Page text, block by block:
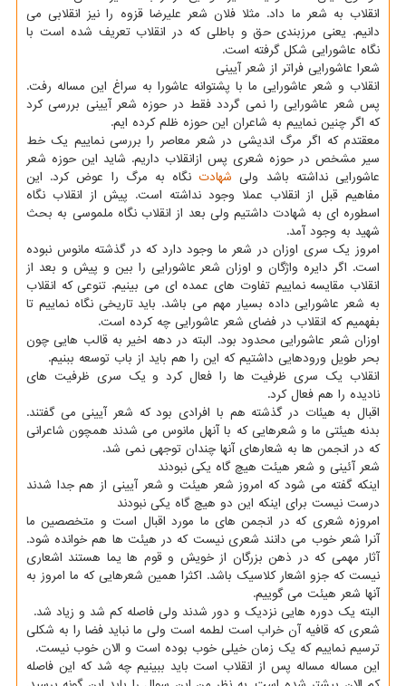
انقلاب به شعر ما داد. مثلا فلان شعر علیرضا قزوه را نیز انقلابی می
دانیم. یعنی مرزبندی حق و باطلی که در انقلاب تعریف شده است با
نگاه عاشورایی شکل گرفته است.
شعرا عاشورایی فراتر از شعر آیینی
انقلاب و شعر عاشورایی ما با پشتوانه عاشورا به سراغ این مساله رفت.
پس شعر عاشورایی را نمی گردد فقط در حوزه شعر آیینی بررسی کرد
که اگر چنین نماییم به شاعران این حوزه ظلم کرده ایم.
معقتدم که اگر مرگ اندیشی در شعر معاصر را بررسی نماییم یک خط
سیر مشخص در حوزه شعری پس ازانقلاب داریم. شاید این حوزه شعر
عاشورایی نداشته باشد ولی شهادت نگاه به مرگ را عوض کرد. این
مفاهیم قبل از انقلاب عملا وجود نداشته است. پیش از انقلاب نگاه
اسطوره ای به شهادت داشتیم ولی بعد از انقلاب نگاه ملموسی به بحث
شهید به وجود آمد.
امروز یک سری اوزان در شعر ما وجود دارد که در گذشته مانوس نبوده
است. اگر دایره واژگان و اوزان شعر عاشورایی را بین و پیش و بعد از
انقلاب مقایسه نماییم تفاوت های عمده ای می بینیم. تنوعی که انقلاب
به شعر عاشورایی داده بسیار مهم می باشد. باید تاریخی نگاه نماییم تا
بفهمیم که انقلاب در فضای شعر عاشورایی چه کرده است.
اوزان شعر عاشورایی محدود بود. البته در دهه اخیر به قالب هایی چون
بحر طویل ورودهایی داشتیم که این را هم باید از باب توسعه ببنیم.
انقلاب یک سری ظرفیت ها را فعال کرد و یک سری ظرفیت های
نادیده را هم فعال کرد.
اقبال به هیئات در گذشته هم با افرادی بود که شعر آیینی می گفتند.
بدنه هیئتی ما و شعرهایی که با آنهل مانوس می شدند همچون شاعرانی
که در انجمن ها به شعارهای آنها چندان توجهی نمی شد.
شعر آئینی و شعر هیئت هیچ گاه یکی نبودند
اینکه گفته می شود که امروز شعر هیئت و شعر آیینی از هم جدا شدند
درست نیست برای اینکه این دو هیچ گاه یکی نبودند
امروزه شعری که در انجمن های ما مورد اقبال است و متخصصین ما
آنرا شعر خوب می دانند شعری نیست که در هیئت ها هم خوانده شود.
آثار مهمی که در ذهن بزرگان از خویش و قوم ها یما هستند اشعاری
نیست که جزو اشعار کلاسیک باشد. اکثرا همین شعرهایی که ما امروز به
آنها شعر هیئت می گوییم.
البته یک دوره هایی نزدیک و دور شدند ولی فاصله کم شد و زیاد شد.
شعری که قافیه آن خراب است لطمه است ولی ما نباید فضا را به شکلی
ترسیم نماییم که یک زمان خیلی خوب بوده است و الان خوب نیست.
این مساله مساله پس از انقلاب است باید ببینیم چه شد که این فاصله